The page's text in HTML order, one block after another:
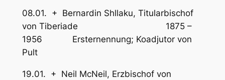
08.01. + Bernardin Shllaku, Titularbischof
von Tiberiade 1875 –
1956 Ersternennung; Koadjutor von
Pult
19.01. + Neil McNeil, Erzbischof von